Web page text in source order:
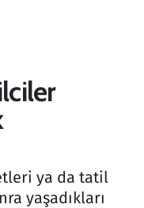
ya da tatil
yaşadıkları